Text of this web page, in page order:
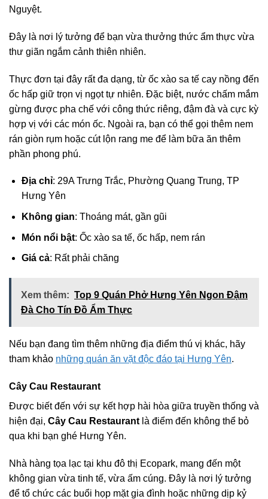
Nguyệt.
Đây là nơi lý tưởng để bạn vừa thưởng thức ẩm thực vừa
thư giãn ngắm cảnh thiên nhiên.
Thực đơn tại đây rất đa dạng, từ ốc xào sa tế cay nồng đến
ốc hấp giữ trọn vị ngọt tự nhiên. Đặc biệt, nước chấm mắm
gừng được pha chế với công thức riêng, đậm đà và cực kỳ
hợp vị với các món ốc. Ngoài ra, bạn có thể gọi thêm nem
rán giòn rụm hoặc cút lộn rang me để làm bữa ăn thêm
phần phong phú.
Địa chỉ: 29A Trưng Trắc, Phường Quang Trung, TP
Hưng Yên
Không gian: Thoáng mát, gần gũi
Món nổi bật: Ốc xào sa tế, ốc hấp, nem rán
Giá cả: Rất phải chăng
Xem thêm: Top 9 Quán Phở Hưng Yên Ngon Đậm
Đà Cho Tín Đồ Ẩm Thực
Nếu bạn đang tìm thêm những địa điểm thú vị khác, hãy
tham khảo những quán ăn vặt độc đáo tại Hưng Yên.
Cây Cau Restaurant
Được biết đến với sự kết hợp hài hòa giữa truyền thống và
hiện đại, Cây Cau Restaurant là điểm đến không thể bỏ
qua khi bạn ghé Hưng Yên.
Nhà hàng tọa lạc tại khu đô thị Ecopark, mang đến một
không gian vừa tinh tế, vừa ấm cúng. Đây là nơi lý tưởng
để tổ chức các buổi họp mặt gia đình hoặc những dịp kỷ